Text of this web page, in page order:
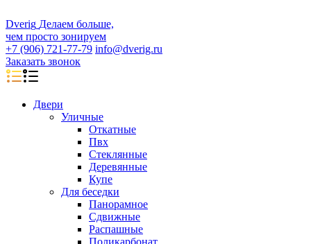
Dverig Делаем больше,
чем просто зонируем
+7 (906) 721-77-79 info@dverig.ru
Заказать звонок
Двери
Уличные
Откатные
Пвх
Стеклянные
Деревянные
Купе
Для беседки
Панорамное
Сдвижные
Распашные
Поликарбонат